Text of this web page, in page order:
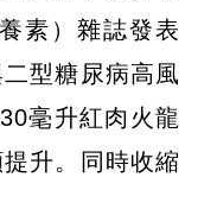
素）雜誌發表
型糖尿病高風
毫升紅肉火龍
升。同時收縮